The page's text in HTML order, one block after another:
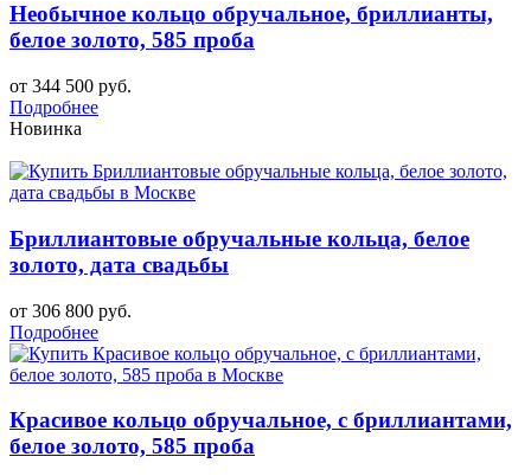
Необычное кольцо обручальное, бриллианты,
белое золото, 585 проба
от 344 500 руб.
Подробнее
Новинка
Бриллиантовые обручальные кольца, белое
золото, дата свадьбы
от 306 800 руб.
Подробнее
Красивое кольцо обручальное, с бриллиантами,
белое золото, 585 проба